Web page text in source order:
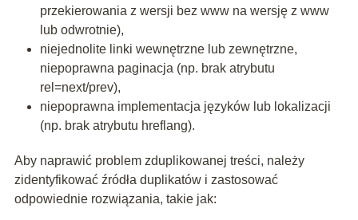
przekierowania z wersji bez www na wersję z www
lub odwrotnie),
niejednolite linki wewnętrzne lub zewnętrzne,
niepoprawna paginacja (np. brak atrybutu
rel=next/prev),
niepoprawna implementacja języków lub lokalizacji
(np. brak atrybutu hreflang).
Aby naprawić problem zduplikowanej treści, należy
zidentyfikować źródła duplikatów i zastosować
odpowiednie rozwiązania, takie jak: